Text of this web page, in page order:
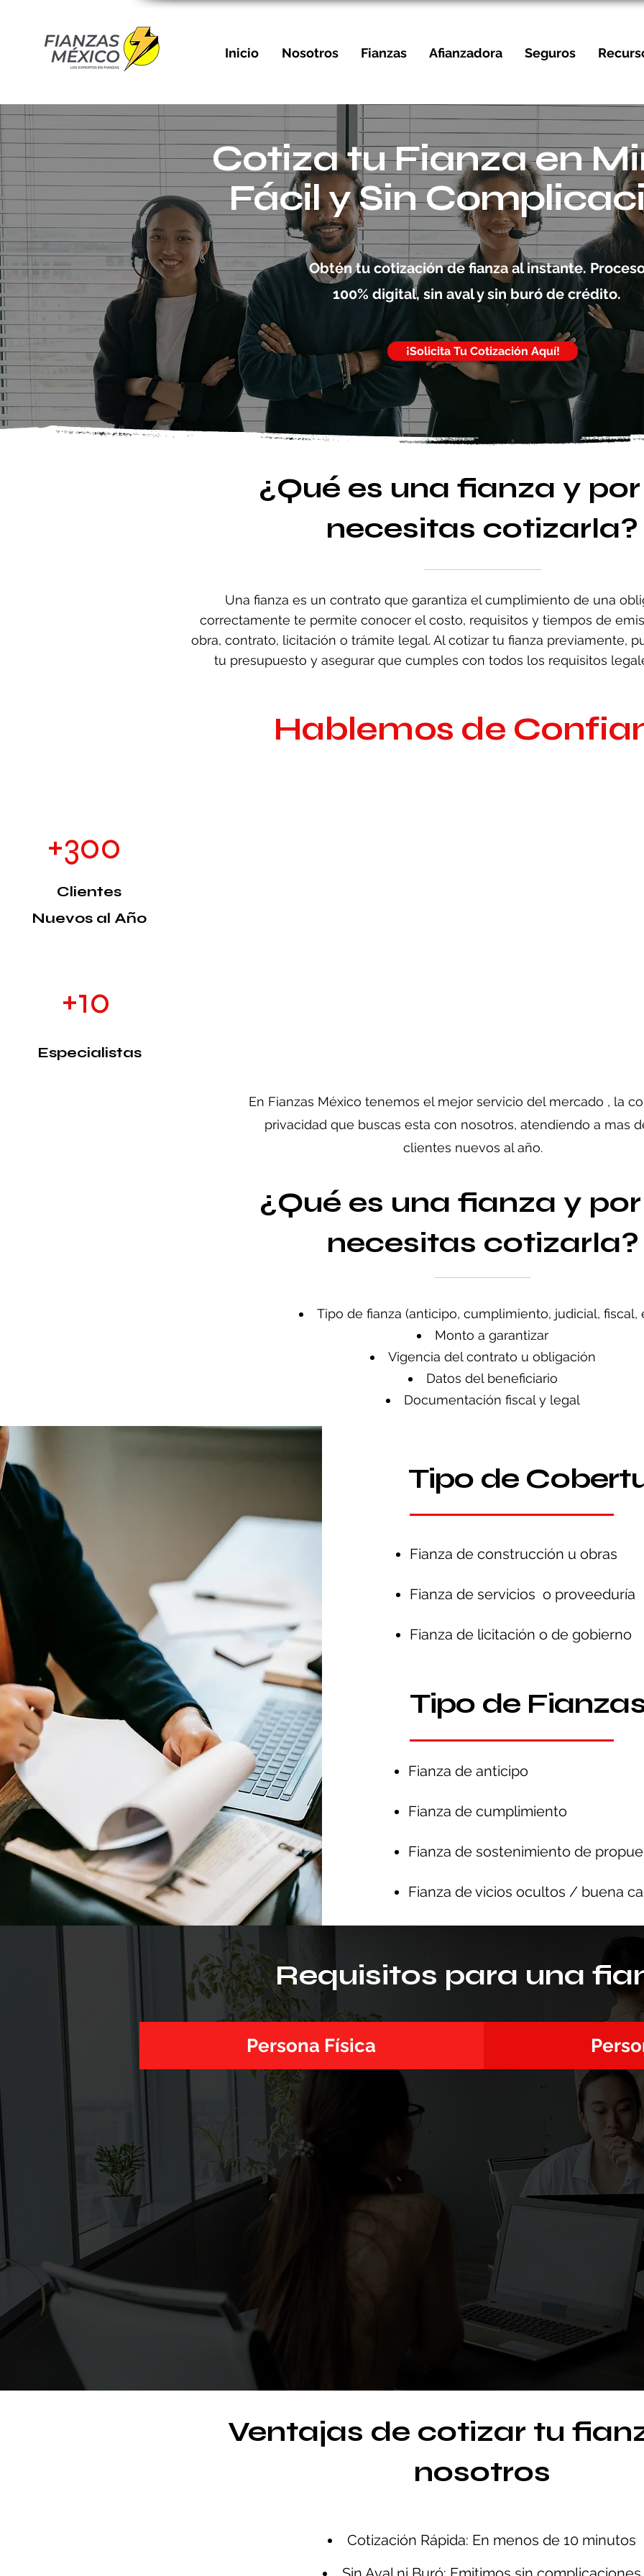
Inicio Nosotros Fianzas Afianzadora Seguros
Cotiza tu Fianza en
Fácil y Sin
Obtén tu cotización de fianza al instante.
100% digital, sin aval y sin buró de crédito.
¡Solicita Tu Cotización Aquí!
¿Qué es una fianza y
necesitas cotizarla?
Una fianza es un contrato que garantiza el cumplimiento de una
correctamente te permite conocer el costo, requisitos y tiempos de
obra, contrato, licitación o trámite legal. Al cotizar tu fianza previamente,
tu presupuesto y asegurar que cumples con todos los requisitos
Hablemos de
+300
Clientes
Nuevos al Año
+10
Especialistas
En Fianzas México tenemos el mejor servicio del mercado , la
privacidad que buscas esta con nosotros, atendiendo a mas
clientes nuevos al año.
¿Qué es una fianza y
necesitas cotizarla?
Tipo de fianza (anticipo, cumplimiento, judicial, fiscal,
Monto a garantizar
Vigencia del contrato u obligación
Datos del beneficiario
Documentación fiscal y legal
Tipo de
Fianza de construcción u obras
Fianza de servicios o proveeduría
Fianza de licitación o de gobierno
Tipo de
Fianza de anticipo
Fianza de cumplimiento
Fianza de sostenimiento de
Fianza de vicios ocultos / buena
Requisitos para una
Persona Física
Ventajas de cotizar tu
nosotros
Cotización Rápida: En menos de 10 minutos